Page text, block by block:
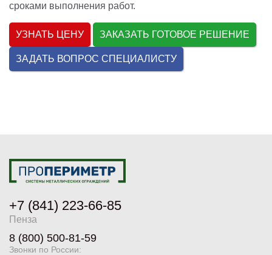
сроками выполнения работ.
УЗНАТЬ ЦЕНУ ЗАКАЗАТЬ ГОТОВОЕ РЕШЕНИЕ
ЗАДАТЬ ВОПРОС СПЕЦИАЛИСТУ
+7 (841) 223-66-85
Пенза
8 (800) 500-81-59
Звонки по России: